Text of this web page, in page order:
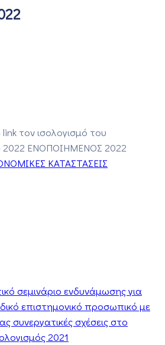
τον ισολογισμό του
2022 ΕΝΟΠΟΙΗΜΕΝΟΣ 2022
ΚΑΤΑΣΤΑΣΕΙΣ
σεμινάριο ενδυνάμωσης για
επιστημονικό προσωπικό με
συνεργατικές σχέσεις στο
2021